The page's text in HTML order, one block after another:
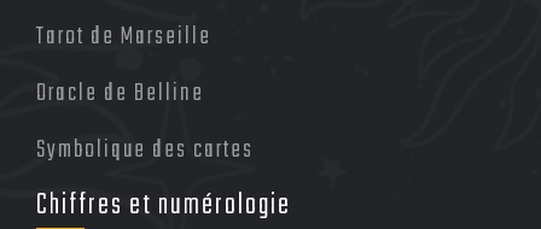
Tarot de Marseille
Oracle de Belline
Symbolique des cartes
Chiffres et numérologie